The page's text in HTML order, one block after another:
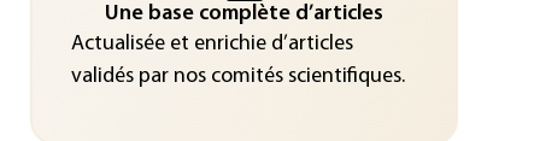
Une base complète d’articles
Actualisée et enrichie d’articles
validés par nos comités scientifiques.